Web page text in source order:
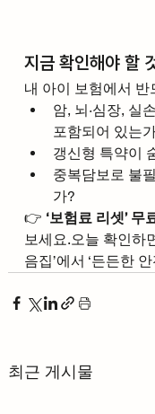
지금 확인해야 할
내 아이 보험에서
암, 뇌·심장, 실
포함되어 있는
갱신형 특약이
중복담보로 불
가?
👉 ‘보험료 리셋’ 무
보세요.오늘 확인하
음집’에서 ‘든든한
최근 게시물